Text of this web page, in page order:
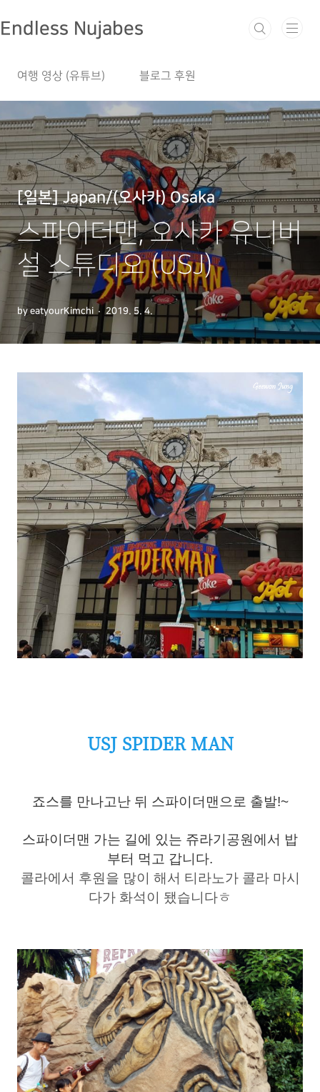
Endless Nujabes
여행 영상 (유튜브) 블로그 후원
[일본] Japan/(오사카) Osaka
스파이더맨, 오사카 유니버
설 스튜디오 (USJ)
by eatyourKimchi 2019. 5. 4.
USJ SPIDER MAN
죠스를 만나고난 뒤 스파이더맨으로 출발!~
스파이더맨 가는 길에 있는 쥬라기공원에서 밥
부터 먹고 갑니다.
콜라에서 후원을 많이 해서 티라노가 콜라 마시
다가 화석이 됐습니다ㅎ